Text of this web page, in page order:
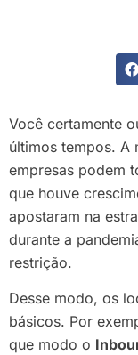
Você certamente
últimos tempos. A
empresas podem
que houve
apostaram na
durante a
restrição.
Desse modo, os
básicos. Por
que modo o